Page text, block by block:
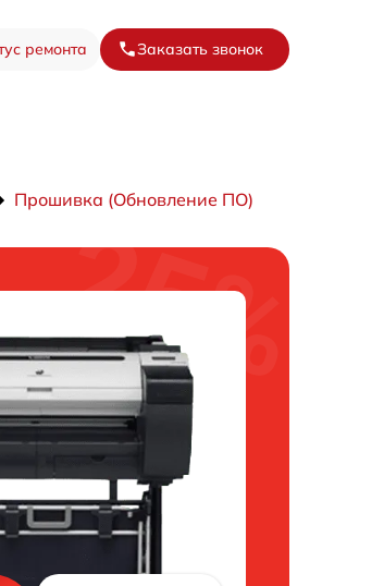
ремонта Заказать звонок
Прошивка (Обновление ПО)